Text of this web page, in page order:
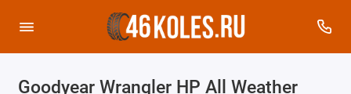
Goodyear Wrangler HP All Weather